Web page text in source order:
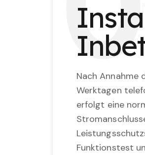
Nach Annahme
Werktagen
erfolgt eine
Funktionstest